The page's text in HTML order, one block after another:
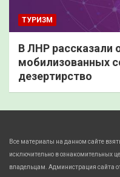
ТУРИЗМ
В ЛНР рассказали
мобилизованных
дезертирство
Все материалы на данном сайте
исключительно в ознакомительных
владельцам. Администрация сайта